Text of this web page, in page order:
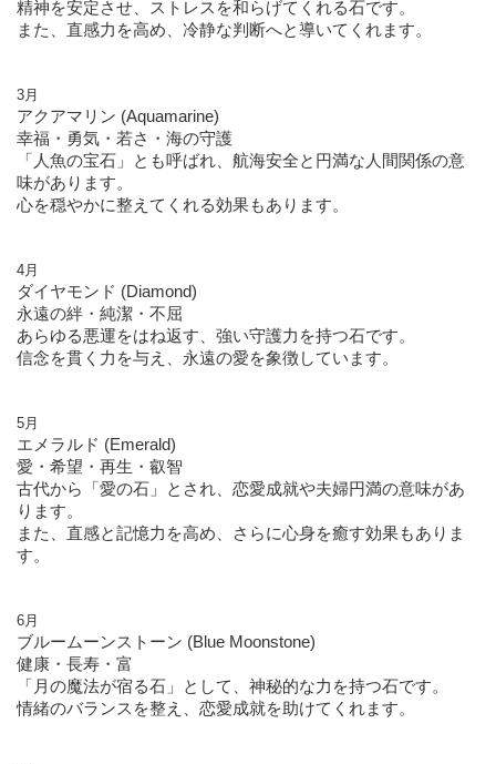
精神を安定させ、ストレスを和らげてくれる石です。
また、直感力を高め、冷静な判断へと導いてくれます。
3月
アクアマリン (Aquamarine)
幸福・勇気・若さ・海の守護
「人魚の宝石」とも呼ばれ、航海安全と円満な人間関係の意
味があります。
心を穏やかに整えてくれる効果もあります。
4月
ダイヤモンド (Diamond)
永遠の絆・純潔・不屈
あらゆる悪運をはね返す、強い守護力を持つ石です。
信念を貫く力を与え、永遠の愛を象徴しています。
5月
エメラルド (Emerald)
愛・希望・再生・叡智
古代から「愛の石」とされ、恋愛成就や夫婦円満の意味があ
ります。
また、直感と記憶力を高め、さらに心身を癒す効果もありま
す。
6月
ブルームーンストーン (Blue Moonstone)
健康・長寿・富
「月の魔法が宿る石」として、神秘的な力を持つ石です。
情緒のバランスを整え、恋愛成就を助けてくれます。